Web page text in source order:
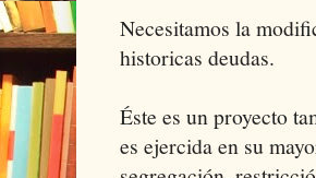
Necesitamos la
historicas deudas.
Éste es un proyecto
es ejercida en su